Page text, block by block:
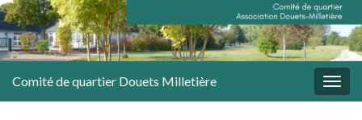
Comité de quartier Douets Milletière